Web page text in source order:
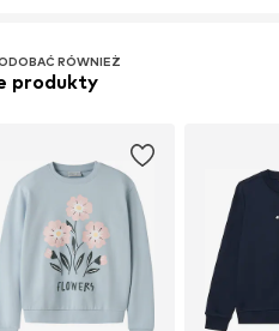
RÓWNIEŻ
produkty